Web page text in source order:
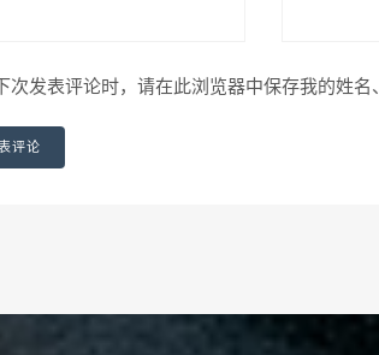
下次发表评论时，请在此浏览器中保存我的姓